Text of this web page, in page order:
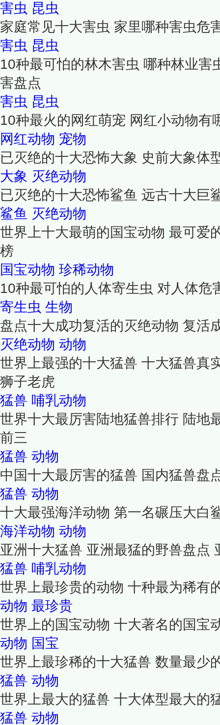
害虫 昆虫
家庭常见十大害虫 家里哪种害虫危
害虫 昆虫
10种最可怕的林木害虫 哪种林业害
害盘点
害虫 昆虫
10种最火的网红萌宠 网红小动物有
网红动物 宠物
已灭绝的十大恐怖大象 史前大象体
大象 灭绝动物
已灭绝的十大恐怖鲨鱼 远古十大巨
鲨鱼 灭绝动物
世界上十大最萌的国宝动物 最可爱
榜
国宝动物 珍稀动物
10种最可怕的人体寄生虫 对人体危
寄生虫 生物
盘点十大成功复活的灭绝动物 复活
灭绝动物 动物
世界上最强的十大猛兽 十大猛兽真
狮子老虎
猛兽 哺乳动物
世界十大最厉害陆地猛兽排行 陆地
前三
猛兽 动物
中国十大最厉害的猛兽 国内猛兽盘
猛兽 动物
十大最强海洋动物 第一名碾压大白
海洋动物 动物
亚洲十大猛兽 亚洲最猛的野兽盘点
猛兽 哺乳动物
世界上最珍贵的动物 十种最为稀有
动物 最珍贵
世界上的国宝动物 十大著名的国宝
动物 国宝
世界上最珍稀的十大猛兽 数量最少
猛兽 动物
世界上最大的猛兽 十大体型最大的
猛兽 动物